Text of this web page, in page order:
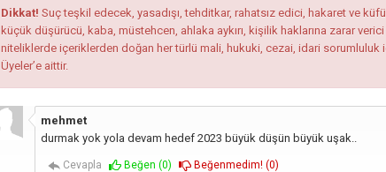
Dikkat! Suç teşkil edecek, yasadışı, tehditkar, rahatsız edici, hakaret ve küfür
küçük düşürücü, kaba, müstehcen, ahlaka aykırı, kişilik haklarına zarar
niteliklerde içeriklerden doğan her türlü mali, hukuki, cezai, idari sorumluluk
Üyeler’e aittir.
mehmet
durmak yok yola devam hedef 2023 büyük düşün büyük uşak..
Cevapla Beğen (0) Beğenmedim! (0)